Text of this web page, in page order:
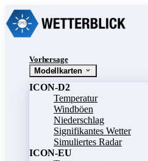
Vorhersage
Modellkarten
ICON-D2
Temperatur
Windböen
Niederschlag
Signifikantes Wetter
Simuliertes Radar
ICON-EU